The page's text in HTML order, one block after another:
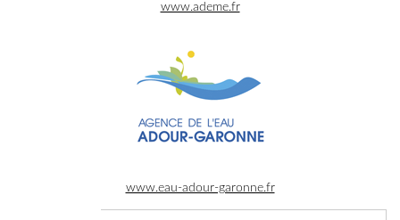
www.ademe.fr
www.eau-adour-garonne.fr